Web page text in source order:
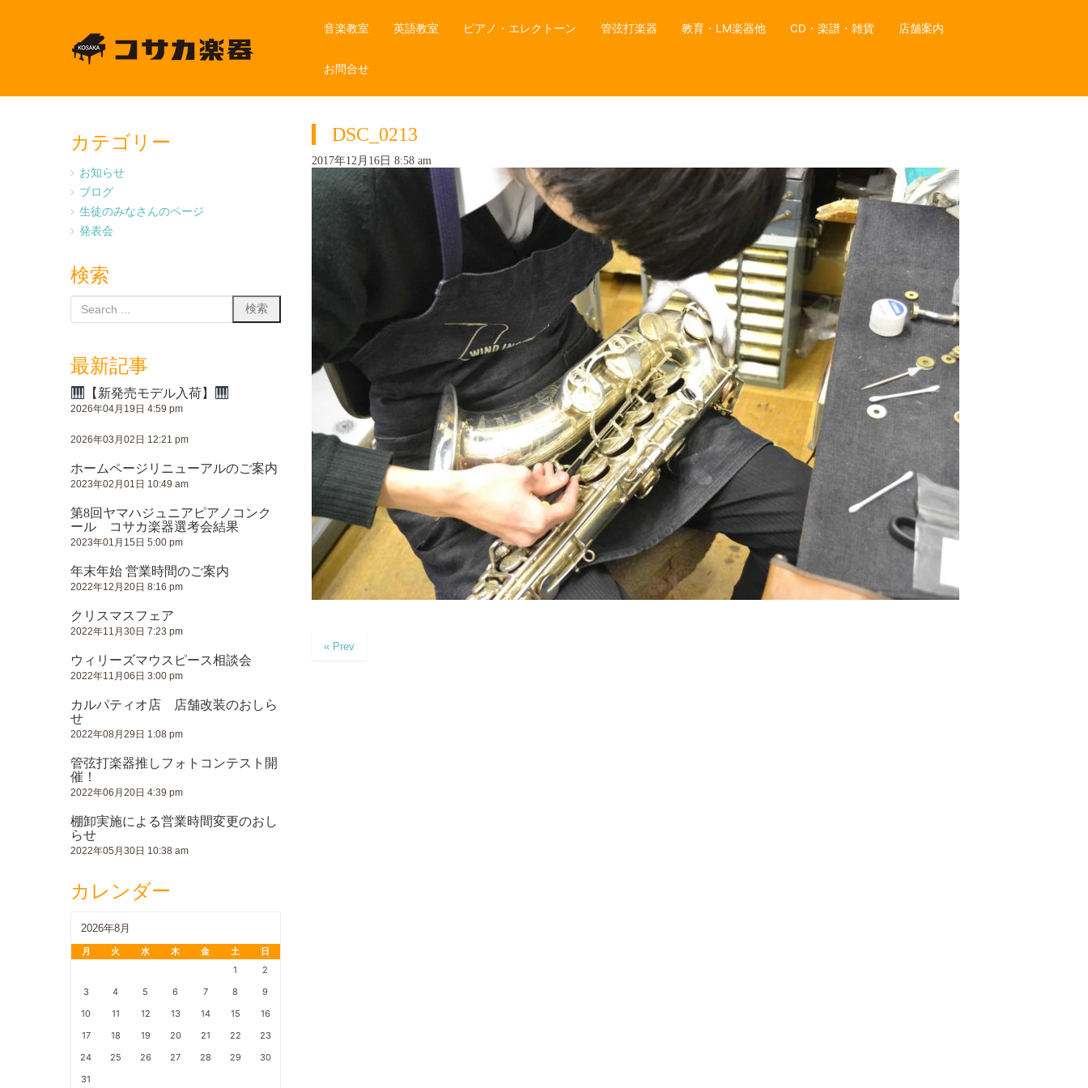
音楽教室 英語教室 ピアノ・エレクトーン 管弦打楽器 教育・LM楽器他 CD・楽譜・雑貨 店舗案内
お問合せ
DSC_0213
2017年12月16日 8:58 am
« Prev
カテゴリー
お知らせ
ブログ
生徒のみなさんのページ
発表会
検索
最新記事
【新発売モデル入荷】
2026年04月19日 4:59 pm
2026年03月02日 12:21 pm
ホームページリニューアルのご案内
2023年02月01日 10:49 am
第8回ヤマハジュニアピアノコンク
ール コサカ楽器選考会結果
2023年01月15日 5:00 pm
年末年始 営業時間のご案内
2022年12月20日 8:16 pm
クリスマスフェア
2022年11月30日 7:23 pm
ウィリーズマウスピース相談会
2022年11月06日 3:00 pm
カルパティオ店 店舗改装のおしら
せ
2022年08月29日 1:08 pm
管弦打楽器推しフォトコンテスト開
催！
2022年06月20日 4:39 pm
棚卸実施による営業時間変更のおし
らせ
2022年05月30日 10:38 am
カレンダー
2026年8月
月 火 水 木 金 土
日
1
2
3
4 5 6 7 8
9
10
11 12 13 14 15
16
17
18 19 20 21 22
23
24
25 26 27 28 29
30
31